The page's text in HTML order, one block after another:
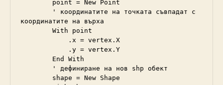
координатите на върха